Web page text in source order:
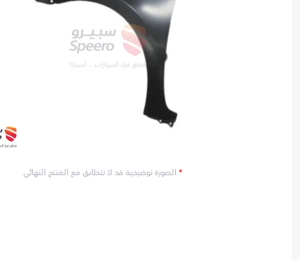
*الصورة توضيحية قد لا تتطابق مع المنتج النهائي